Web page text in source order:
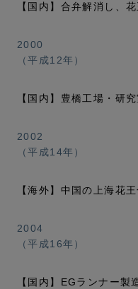
【国内】合弁解消し、
2000
（平成12年）
【国内】豊橋工場・
2002
（平成14年）
【海外】中国の上海花
2004
（平成16年）
【国内】EGランナー製